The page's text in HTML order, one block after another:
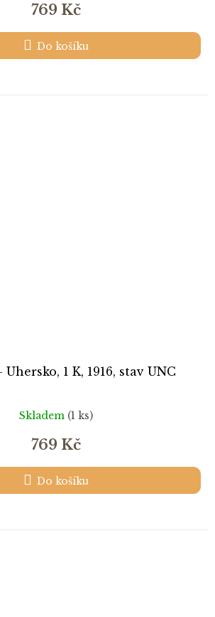
769 Kč
Do košíku
Uhersko, 1 K, 1916, stav UNC
Skladem (1 ks)
769 Kč
Do košíku